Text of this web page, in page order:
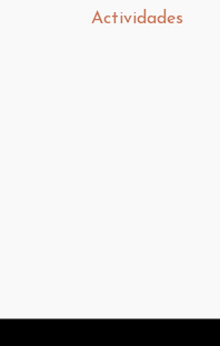
Actividades